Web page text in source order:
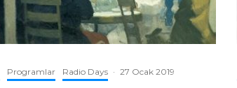
Programlar Radio Days · 27 Ocak 2019